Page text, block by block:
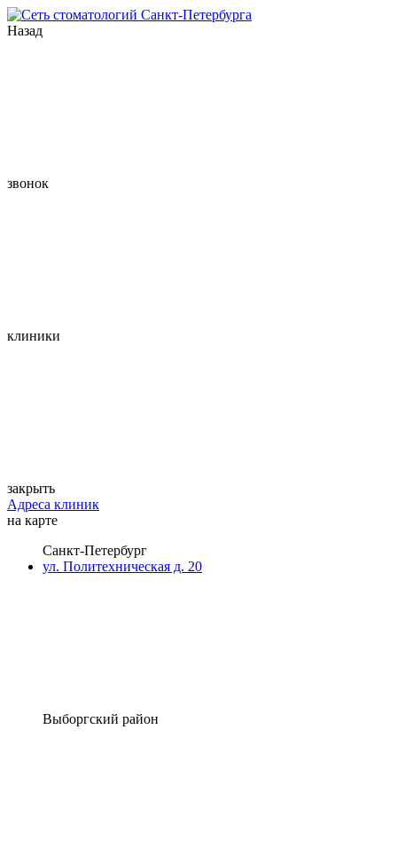
Назад
звонок
клиники
закрыть
Адреса клиник
на карте
Санкт-Петербург
ул. Политехническая д. 20
Выборгский район